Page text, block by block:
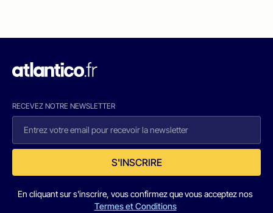
RECEVEZ NOTRE NEWSLETTER
S'INSCRIRE
En cliquant sur s'inscrire, vous confirmez que vous acceptez nos
Termes et Conditions